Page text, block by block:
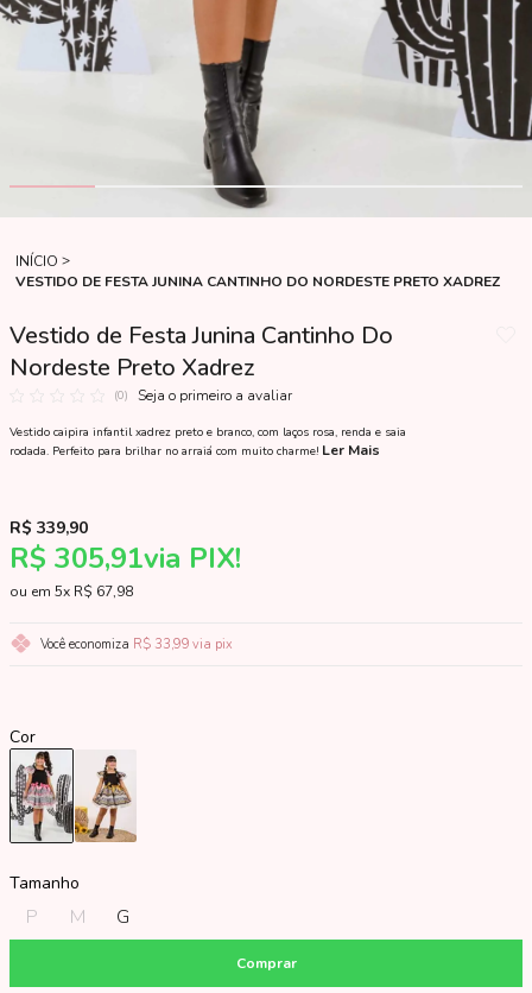
INÍCIO
VESTIDO DE FESTA JUNINA CANTINHO DO NORDESTE PRETO XADREZ
Vestido de Festa Junina Cantinho Do
Nordeste Preto Xadrez
(0) Seja o primeiro a avaliar
Vestido caipira infantil xadrez preto e branco, com laços rosa, renda e saia
rodada. Perfeito para brilhar no arraiá com muito charme! Ler Mais
R$ 305,91via PIX!
R$ 339,90
5x R$ 67,98
Você economiza R$ 33,99 via pix
Tamanho
P M G